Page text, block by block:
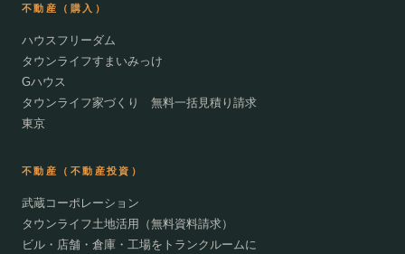
不動産（購入）
ハウスフリーダム
タウンライフすまいみっけ
Gハウス
タウンライフ家づくり 無料一括見積り請求
東京
不動産（不動産投資）
武蔵コーポレーション
タウンライフ土地活用（無料資料請求）
ビル・店舗・倉庫・工場をトランクルームに